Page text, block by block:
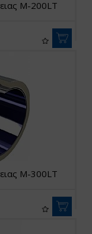
M-200LT
M-300LT